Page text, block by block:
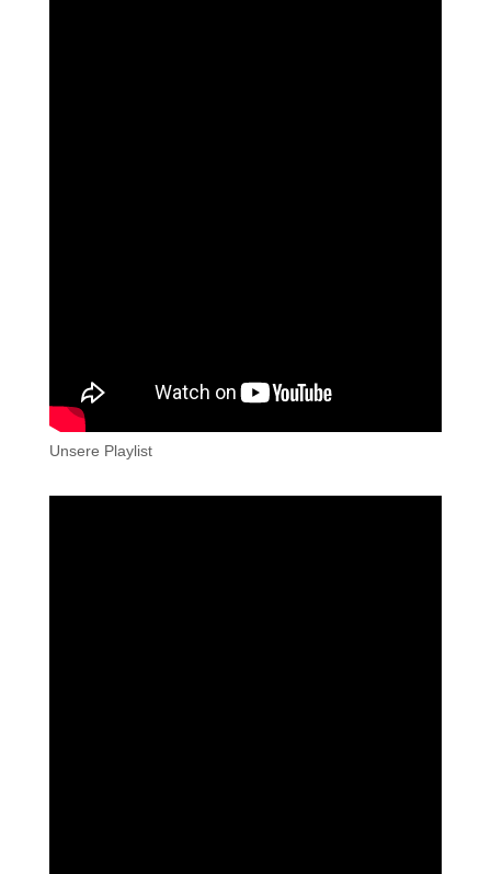
Unsere Playlist